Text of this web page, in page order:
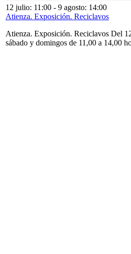
12 julio: 11:00 - 9 agosto: 14:00
Atienza. Exposición. Reciclavos
Atienza. Exposición. Reciclavos Del
sábado y domingos de 11,00 a 14,00